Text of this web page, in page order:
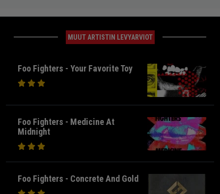
MUUT ARTISTIN LEVYARVIOT
Foo Fighters - Your Favorite Toy
Foo Fighters - Medicine At
Midnight
Foo Fighters - Concrete And Gold